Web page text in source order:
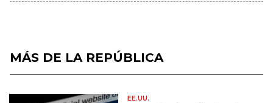
MÁS DE LA REPÚBLICA
EE.UU.